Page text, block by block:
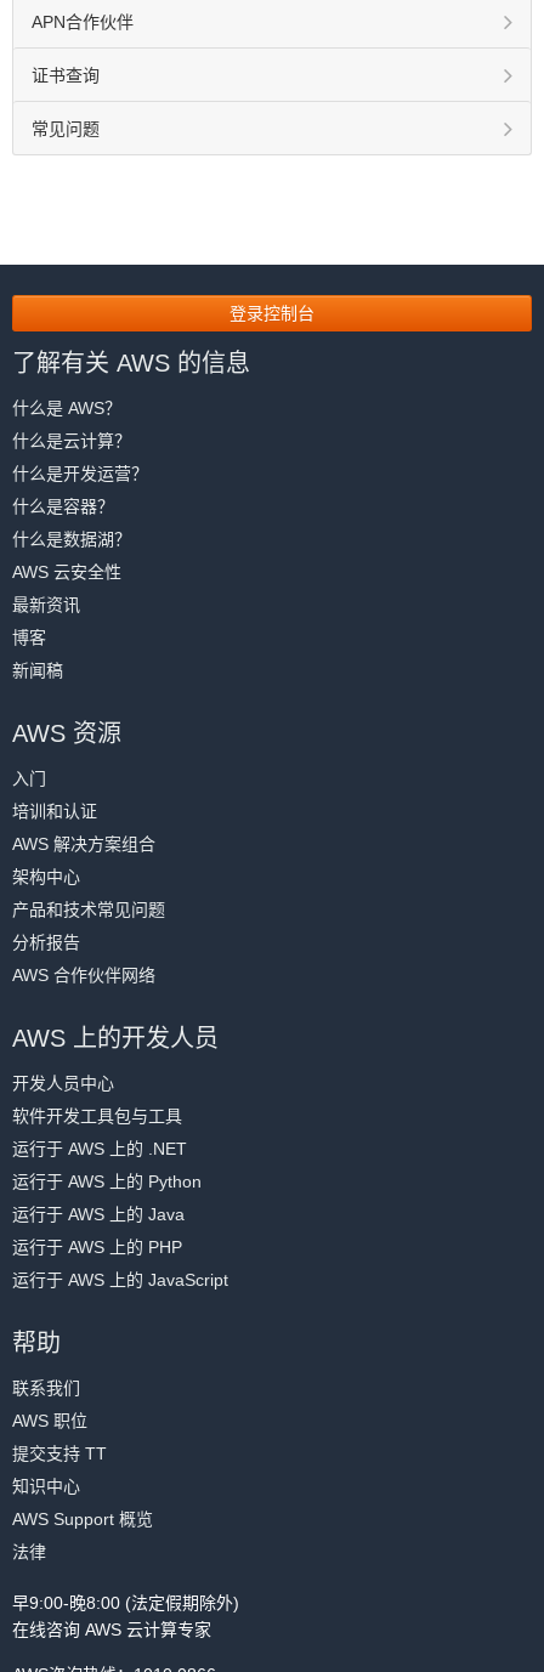
APN合作伙伴
证书查询
常见问题
登录控制台
了解有关 AWS 的信息
什么是 AWS？
什么是云计算？
什么是开发运营？
什么是容器？
什么是数据湖？
AWS 云安全性
最新资讯
博客
新闻稿
AWS 资源
入门
培训和认证
AWS 解决方案组合
架构中心
产品和技术常见问题
分析报告
AWS 合作伙伴网络
AWS 上的开发人员
开发人员中心
软件开发工具包与工具
运行于 AWS 上的 .NET
运行于 AWS 上的 Python
运行于 AWS 上的 Java
运行于 AWS 上的 PHP
运行于 AWS 上的 JavaScript
帮助
联系我们
AWS 职位
提交支持 TT
知识中心
AWS Support 概览
法律
早9:00-晚8:00 (法定假期除外)
在线咨询 AWS 云计算专家